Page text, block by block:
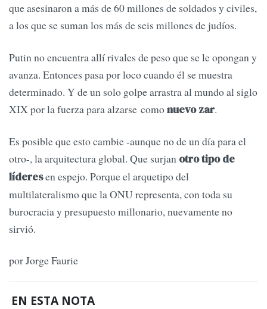
que asesinaron a más de 60 millones de soldados y civiles,
a los que se suman los más de seis millones de judíos.
Putin no encuentra allí rivales de peso que se le opongan y
avanza. Entonces pasa por loco cuando él se muestra
determinado. Y de un solo golpe arrastra al mundo al siglo
XIX por la fuerza para alzarse comonuevo zar.
Es posible que esto cambie -aunque no de un día para el
otro-, la arquitectura global. Que surjan otro tipo de
líderesen espejo. Porque el arquetipo del
multilateralismo que la ONU representa, con toda su
burocracia y presupuesto millonario, nuevamente no
sirvió.
por Jorge Faurie
EN ESTA NOTA